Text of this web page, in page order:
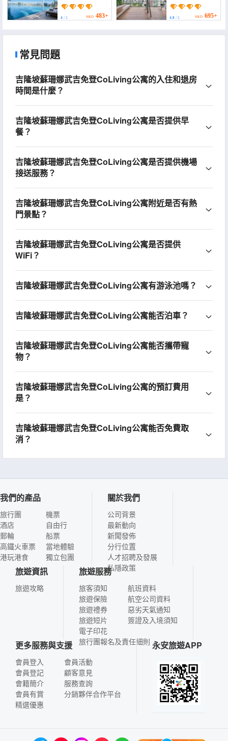
by Purple Orchid)
4 / 5 HKD 483+ 4.8/ 5 HKD 695+
常見問題
吉隆坡蘇珊娜武吉免登CoLiving公寓的入住和退房
時間是什麼？
吉隆坡蘇珊娜武吉免登CoLiving公寓是否提供早
餐？
吉隆坡蘇珊娜武吉免登CoLiving公寓是否提供機場
接送服務？
吉隆坡蘇珊娜武吉免登CoLiving公寓附近是否有熱
門景點？
吉隆坡蘇珊娜武吉免登CoLiving公寓是否提供
WiFi？
吉隆坡蘇珊娜武吉免登CoLiving公寓有游泳池嗎？
吉隆坡蘇珊娜武吉免登CoLiving公寓能否泊車？
吉隆坡蘇珊娜武吉免登CoLiving公寓能否攜帶寵
物？
吉隆坡蘇珊娜武吉免登CoLiving公寓的預訂費用
是？
吉隆坡蘇珊娜武吉免登CoLiving公寓能否免費取
消？
我們的產品
旅行團
酒店
郵輪
高鐵火車票
港玩港食
機票
自由行
船票
當地體驗
獨立包團
關於我們
公司背景
最新動向
新聞發佈
分行位置
人才招聘及發展
私隱政策
旅遊資訊
旅遊攻略
旅遊服務
旅客須知
旅遊保險
旅遊禮券
旅遊短片
電子印花
航班資料
航空公司資料
惡劣天氣通知
簽證及入境須知
旅行團報名及責任細則
更多服務與支援
會員登入
會員登記
會籍簡介
會員有賞
精選優惠
會員活動
顧客意見
服務查詢
分銷夥伴合作平台
永安旅遊APP